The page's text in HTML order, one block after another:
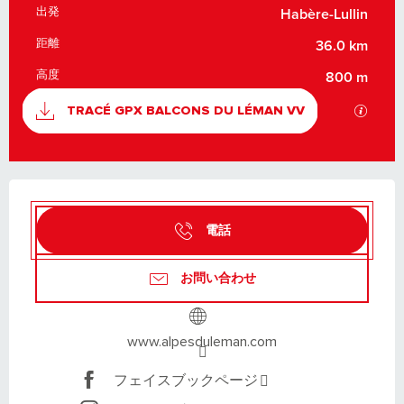
実用的な情報
出発 Habère-Lullin
距離 36.0 km
高度 800 m
資料TRACÉ GPX BALCONS DU LÉMAN VV GPX /
電話
お問い合わせ
www.alpesduleman.com
フェイスブックページ